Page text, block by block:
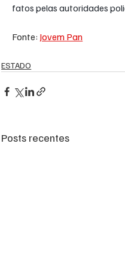
fatos pelas autoridades
Fonte: Jovem Pan
ESTADO
Posts recentes